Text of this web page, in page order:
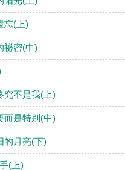
忘(上)
祕密(中)
究不是我(上)
而是特别(中)
的月亮(下)
(上)